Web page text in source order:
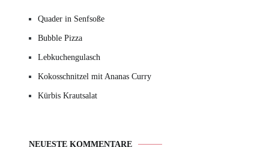
Quader in Senfsoße
Bubble Pizza
Lebkuchengulasch
Kokosschnitzel mit Ananas Curry
Kürbis Krautsalat
NEUESTE KOMMENTARE